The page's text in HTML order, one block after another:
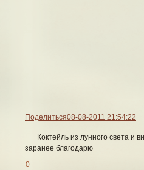
Поделиться08-08-2011 21:54:22
Коктейль из лунного света и
заранее благодарю
0